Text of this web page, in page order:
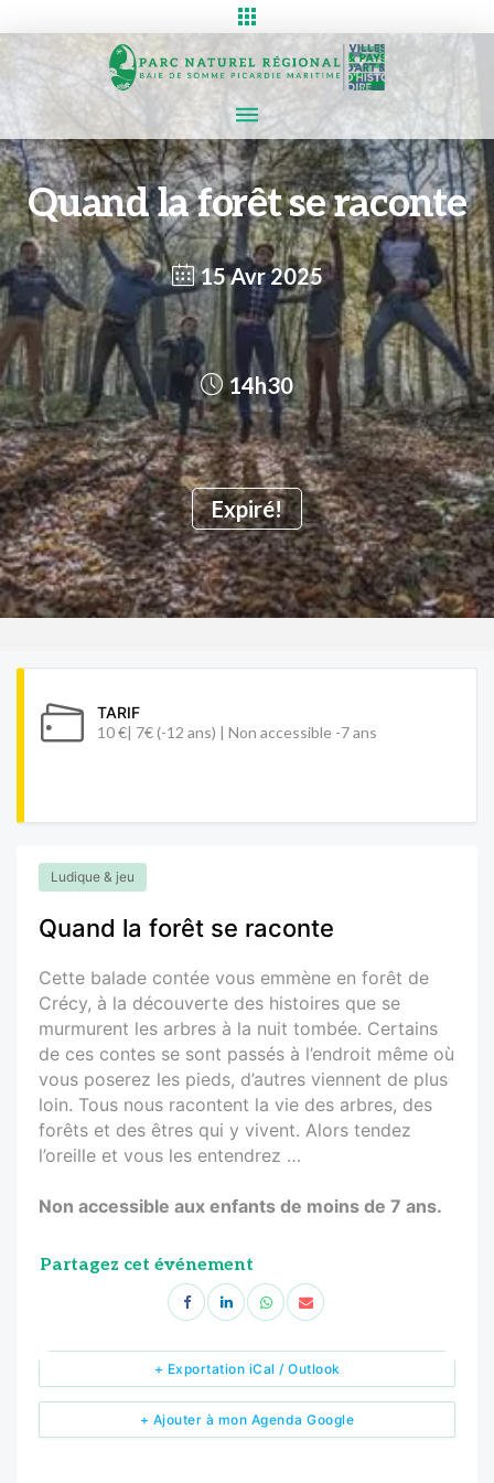
Quand la forêt se raconte
15 Avr 2025
Expiré!
14h30
TARIF
10 €| 7€ (-12 ans) | Non accessible -7 ans
Ludique & jeu
Quand la forêt se raconte
Cette balade contée vous emmène en forêt de
Crécy, à la découverte des histoires que se
murmurent les arbres à la nuit tombée. Certains
de ces contes se sont passés à l’endroit même où
vous poserez les pieds, d’autres viennent de plus
loin. Tous nous racontent la vie des arbres, des
forêts et des êtres qui y vivent. Alors tendez
l’oreille et vous les entendrez …
Non accessible aux enfants de moins de 7 ans.
Partagez cet événement
+ Ajouter à mon Agenda Google
+ Exportation iCal / Outlook